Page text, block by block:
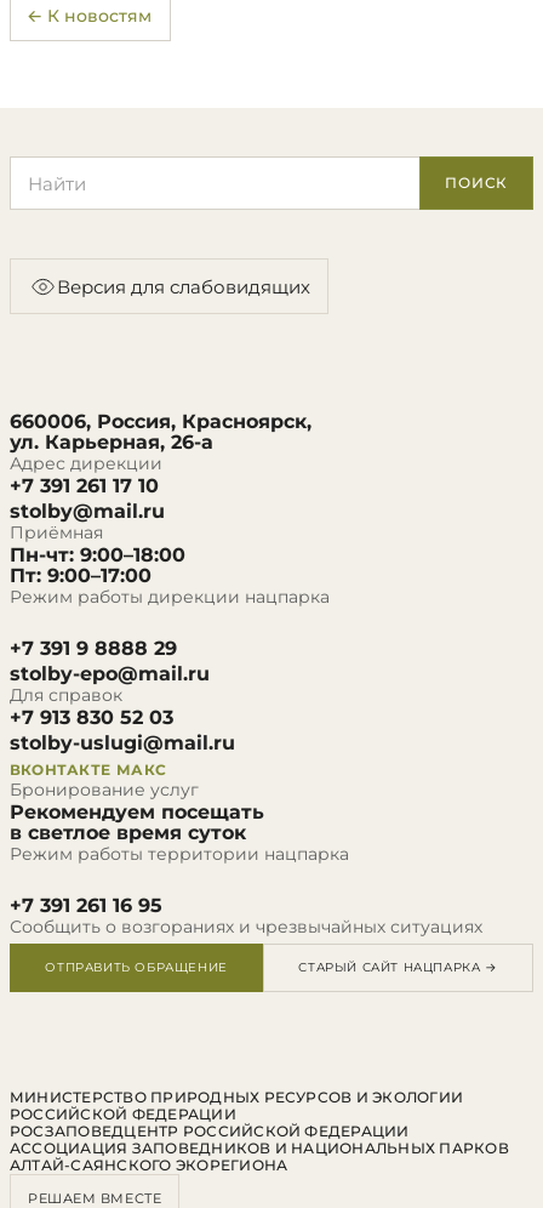
← К новостям
ПОИСК
Версия для слабовидящих
660006, Россия, Красноярск,
ул. Карьерная, 26-а
Адрес дирекции
+7 391 261 17 10
stolby@mail.ru
Приёмная
Пн-чт: 9:00–18:00
Пт: 9:00–17:00
Режим работы дирекции нацпарка
+7 391 9 8888 29
stolby-epo@mail.ru
Для справок
+7 913 830 52 03
stolby-uslugi@mail.ru
ВКОНТАКТЕ МАКС
Бронирование услуг
Рекомендуем посещать
в светлое время суток
Режим работы территории нацпарка
+7 391 261 16 95
Сообщить о возгораниях и чрезвычайных ситуациях
ОТПРАВИТЬ ОБРАЩЕНИЕ СТАРЫЙ САЙТ НАЦПАРКА →
МИНИСТЕРСТВО ПРИРОДНЫХ РЕСУРСОВ И ЭКОЛОГИИ
РОССИЙСКОЙ ФЕДЕРАЦИИ
РОСЗАПОВЕДЦЕНТР РОССИЙСКОЙ ФЕДЕРАЦИИ
АССОЦИАЦИЯ ЗАПОВЕДНИКОВ И НАЦИОНАЛЬНЫХ ПАРКОВ
АЛТАЙ-САЯНСКОГО ЭКОРЕГИОНА
РЕШАЕМ ВМЕСТЕ